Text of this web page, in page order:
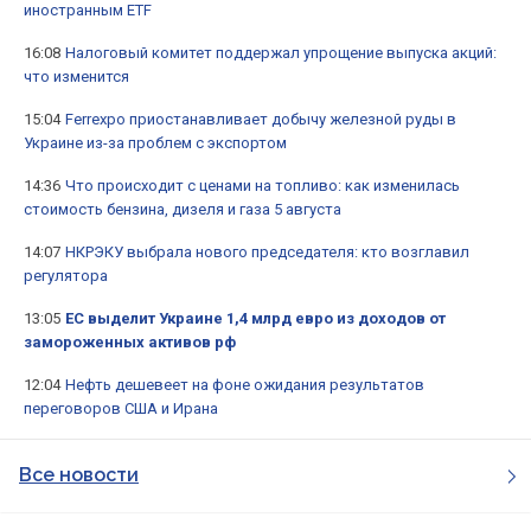
иностранным ETF
16:08 Налоговый комитет поддержал упрощение выпуска акций:
что изменится
15:04 Ferrexpo приостанавливает добычу железной руды в
Украине из-за проблем с экспортом
14:36 Что происходит с ценами на топливо: как изменилась
стоимость бензина, дизеля и газа 5 августа
14:07 НКРЭКУ выбрала нового председателя: кто возглавил
регулятора
13:05 ЕС выделит Украине 1,4 млрд евро из доходов от
замороженных активов рф
12:04 Нефть дешевеет на фоне ожидания результатов
переговоров США и Ирана
Все новости